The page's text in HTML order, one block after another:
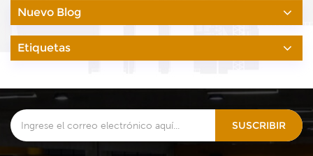
Nuevo Blog
Etiquetas
SUSCRIBIR